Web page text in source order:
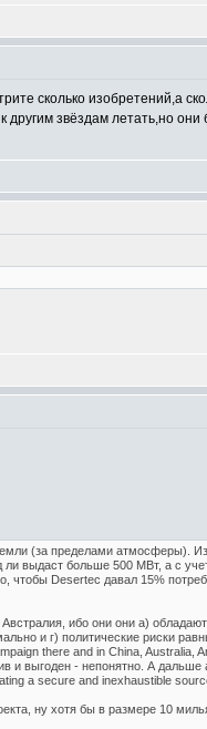
сколько изобретений,а
звёздам летать,но они
(за пределами атмосферы).
выдаст больше 500 МВт, а с
Desertec давал 15%
ибо они они а)
и г) политические риски
there and in China, Australia,
и выгоден - непонятно. А
a secure and inexhaustible
ну хотя бы в размере 10